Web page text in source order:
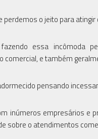
perdemos o jeito para
essa incômoda
comercial, e também
pensando
inúmeros empresários e
sobre o atendimentos